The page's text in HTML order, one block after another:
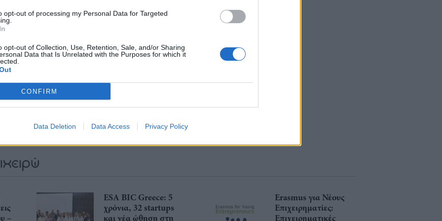
opt-out of processing my Personal Data for Targeted
opt-out of Collection, Use, Retention, Sale, and/or Sharing
Data that Is Unrelated with the Purposes for which it
CONFIRM
Data Deletion Data Access Privacy Policy
... σχόλια| Κάνε click για να σχολιάσεις
–
ESA BIC Greece: 5
χρόνια, 32 startups
και νέα ώθηση στη
Erasmus για Νέους
Επιχειρηματίες:
Επιχειρηματικές